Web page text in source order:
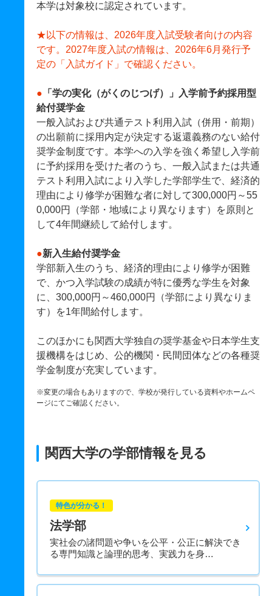
本学は対象校に認定されています。
★以下の情報は、2026年度入試受験者向けの内容
です。2027年度入試の情報は、2026年6月発行予
定の「入試ガイド」で確認ください。
● 「学の実化（がくのじつげ）」入学前予約採用型
給付奨学金
一般入試および共通テスト利用入試（併用・前期）
の出願前に採用内定が決定する返還義務のない給付
奨学金制度です。本学への入学を強く希望し入学前
に予約採用を受けた者のうち、一般入試または共通
テスト利用入試により入学した学部学生で、経済的
理由により修学が困難な者に対して300,000円～55
0,000円（学部・地域により異なります）を原則と
して4年間継続して給付します。
●新入生給付奨学金
学部新入生のうち、経済的理由により修学が困難
で、かつ入学試験の成績が特に優秀な学生を対象
に、300,000円～460,000円（学部により異なりま
す）を1年間給付します。
このほかにも関西大学独自の奨学基金や日本学生支
援機構をはじめ、公的機関・民間団体などの各種奨
学金制度が充実しています。
※変更の場合もありますので、学校が発行している資料やホームペ
ージにてご確認ください。
関西大学の学部情報を見る
特色が分かる！
法学部
実社会の諸問題や争いを公平・公正に解決でき
る専門知識と論理的思考、実践力を身…